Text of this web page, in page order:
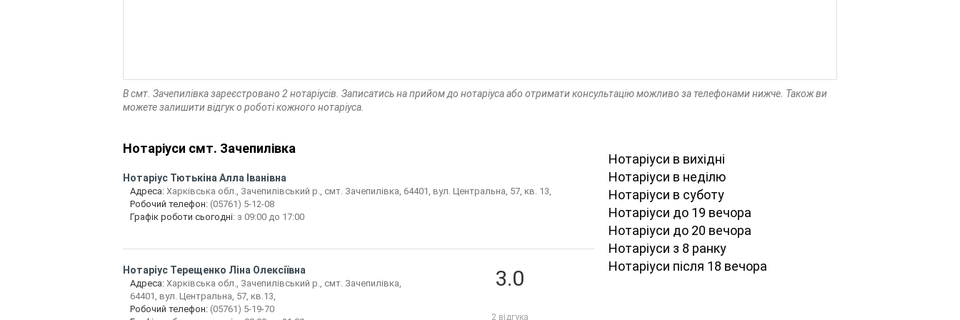
В смт. Зачепилівка зареєстровано 2 нотаріусів. Записатись на прийом до нотаріуса або отримати консультацію можливо за телефонами нижче. Також ви
можете залишити відгук о роботі кожного нотаріуса.
Нотаріуси смт. Зачепилівка
Нотаріус Тютькіна Алла Іванівна
Адреса: Харківська обл., Зачепилівський р., смт. Зачепилівка, 64401, вул. Центральна, 57, кв. 13,
Робочий телефон: (05761) 5-12-08
Графік роботи сьогодні: з 09:00 до 17:00
Нотаріус Терещенко Ліна Олексіївна
Адреса: Харківська обл., Зачепилівський р., смт. Зачепилівка,
64401, вул. Центральна, 57, кв.13,
Робочий телефон: (05761) 5-19-70
3.0
2 відгука
Нотаріуси в вихідні
Нотаріуси в неділю
Нотаріуси в суботу
Нотаріуси до 19 вечора
Нотаріуси до 20 вечора
Нотаріуси з 8 ранку
Нотаріуси після 18 вечора